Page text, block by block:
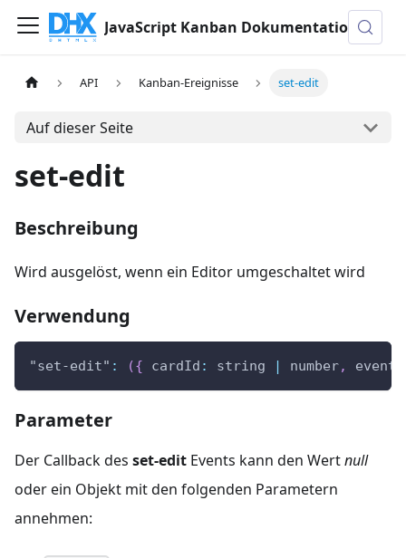
JavaScript Kanban Dokumentation
API Kanban-Ereignisse set-edit
Auf dieser Seite
set-edit
Beschreibung
Wird ausgelöst, wenn ein Editor umgeschaltet wird
Verwendung
"set-edit" : ({ cardId : string | number,
Parameter
Der Callback des set-edit Events kann den Wertnull
oder ein Objekt mit den folgenden Parametern
annehmen: